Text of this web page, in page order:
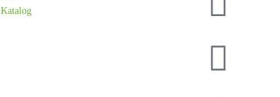
Katalog